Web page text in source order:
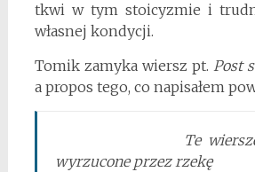
tkwi w tym stoicyzmie i
własnej kondycji.
Tomik zamyka wiersz pt.Post
a propos tego, co napisałem
Te wiersze są
wyrzucone przez rzekę